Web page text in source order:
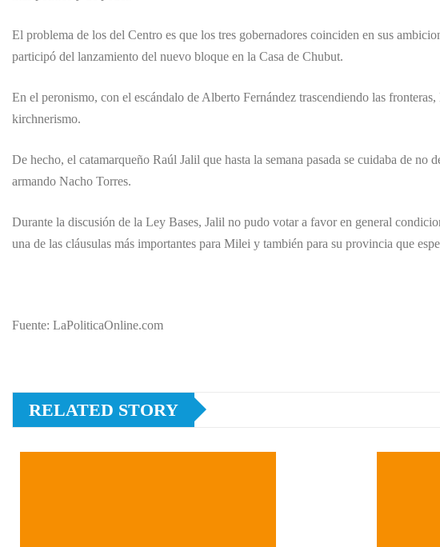
El problema de los del Centro es que los tres gobernadores coinciden en sus
participó del lanzamiento del nuevo bloque en la Casa de Chubut.
En el peronismo, con el escándalo de Alberto Fernández trascendiendo las
kirchnerismo.
De hecho, el catamarqueño Raúl Jalil que hasta la semana pasada se cuidaba de
armando Nacho Torres.
Durante la discusión de la Ley Bases, Jalil no pudo votar a favor en general
una de las cláusulas más importantes para Milei y también para su provincia que
Fuente: LaPoliticaOnline.com
RELATED STORY